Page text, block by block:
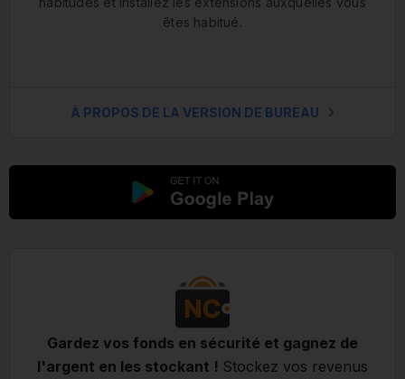
êtes habitué.
À PROPOS DE LA VERSION DE BUREAU
Gardez vos fonds en sécurité et gagnez de
l'argent en les stockant ! Stockez vos revenus